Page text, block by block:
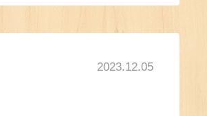
2023.12.05